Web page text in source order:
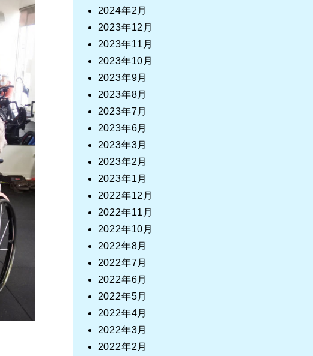
2024年2月
2023年12月
2023年11月
2023年10月
2023年9月
2023年8月
2023年7月
2023年6月
2023年3月
2023年2月
2023年1月
2022年12月
2022年11月
2022年10月
2022年8月
2022年7月
2022年6月
2022年5月
2022年4月
2022年3月
2022年2月